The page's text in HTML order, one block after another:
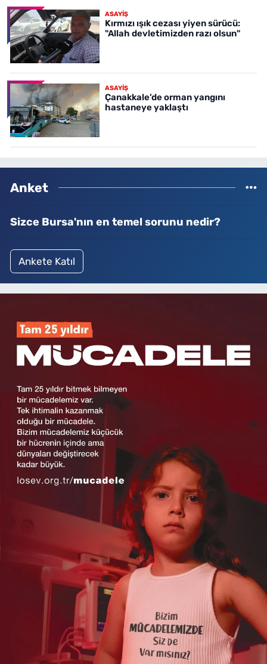
ASAYİŞ
Kırmızı ışık cezası yiyen sürücü:
"Allah devletimizden razı olsun"
ASAYİŞ
Çanakkale’de orman yangını
hastaneye yaklaştı
Anket
Sizce Bursa'nın en temel sorunu nedir?
Ankete Katıl